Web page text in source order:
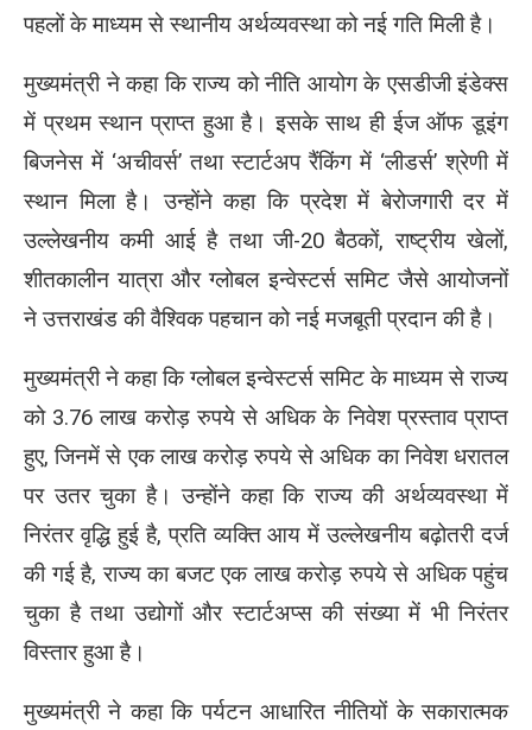
पहलों के माध्यम से स्थानीय अर्थव्यवस्था को नई गति मिली है।
मुख्यमंत्री ने कहा कि राज्य को नीति आयोग के एसडीजी इंडेक्स
में प्रथम स्थान प्राप्त हुआ है। इसके साथ ही ईज ऑफ डूइंग
बिजनेस में ‘अचीवर्स’ तथा स्टार्टअप रैंकिंग में ‘लीडर्स’ श्रेणी में
स्थान मिला है। उन्होंने कहा कि प्रदेश में बेरोजगारी दर में
उल्लेखनीय कमी आई है तथा जी-20 बैठकों, राष्ट्रीय खेलों,
शीतकालीन यात्रा और ग्लोबल इन्वेस्टर्स समिट जैसे आयोजनों
ने उत्तराखंड की वैश्विक पहचान को नई मजबूती प्रदान की है।
मुख्यमंत्री ने कहा कि ग्लोबल इन्वेस्टर्स समिट के माध्यम से राज्य
को 3.76 लाख करोड़ रुपये से अधिक के निवेश प्रस्ताव प्राप्त
हुए, जिनमें से एक लाख करोड़ रुपये से अधिक का निवेश धरातल
पर उतर चुका है। उन्होंने कहा कि राज्य की अर्थव्यवस्था में
निरंतर वृद्धि हुई है, प्रति व्यक्ति आय में उल्लेखनीय बढ़ोतरी दर्ज
की गई है, राज्य का बजट एक लाख करोड़ रुपये से अधिक पहुंच
चुका है तथा उद्योगों और स्टार्टअप्स की संख्या में भी निरंतर
विस्तार हुआ है।
मुख्यमंत्री ने कहा कि पर्यटन आधारित नीतियों के सकारात्मक